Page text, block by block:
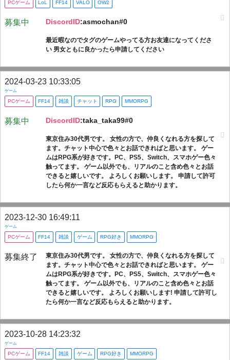
PCゲーム LoL FF14 VALO OW2
募集中 DiscordID:asmochan#0
最近暇なのでタグのゲームやってる方お友達になってくださ
い 男女ともに良かったら申請してください
2024-03-23 10:33:05
ゲーム
PCゲーム FF14 雑談 チャット RPG MMORPG
募集中 DiscordID:taka_taka99#0
東京住み30代男です。 女性の方で、仲良くなれる方を探して
ます。チャット中心で色々とお話できればと思います。 ゲー
ムはRPG系が好きです。PC、PS5、Switch、スマホゲー色々
触ってます。 ゲーム以外でも、リアルのこと含め色々とお話
できると嬉しいです。 よろしくお願いします。 申請して許可
したら何か一言など反応もらえると助かります。
2023-12-30 16:49:11
ゲーム
PCゲーム FF14 雑談 ゲーム RPG好き MMORPG
募集終了
東京住み30代男です。 女性の方で、仲良くなれる方を探して
ます。チャット中心で色々とお話できればと思います。 ゲー
ムはRPG系が好きです。PC、PS5、Switch、スマホゲー色々
触ってます。 ゲーム以外でも、リアルのこと含め色々とお話
できると嬉しいです。 よろしくお願いします! 申請して許可し
たら何か一言など反応もらえると助かります。
2023-10-28 14:23:32
ゲーム
PCゲーム FF14 雑談 ゲーム RPG好き MMORPG